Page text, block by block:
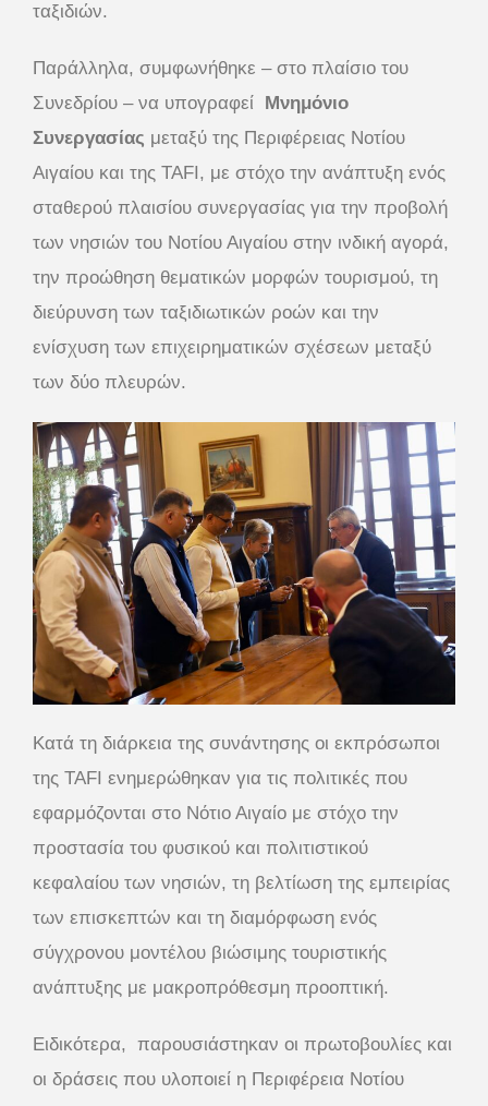
ταξιδιών.
Παράλληλα, συμφωνήθηκε – στο πλαίσιο του
Συνεδρίου – να υπογραφεί Μνημόνιο
Συνεργασίας μεταξύ της Περιφέρειας Νοτίου
Αιγαίου και της TAFI, με στόχο την ανάπτυξη ενός
σταθερού πλαισίου συνεργασίας για την προβολή
των νησιών του Νοτίου Αιγαίου στην ινδική αγορά,
την προώθηση θεματικών μορφών τουρισμού, τη
διεύρυνση των ταξιδιωτικών ροών και την
ενίσχυση των επιχειρηματικών σχέσεων μεταξύ
των δύο πλευρών.
Κατά τη διάρκεια της συνάντησης oι εκπρόσωποι
της TAFI ενημερώθηκαν για τις πολιτικές που
εφαρμόζονται στο Νότιο Αιγαίο με στόχο την
προστασία του φυσικού και πολιτιστικού
κεφαλαίου των νησιών, τη βελτίωση της εμπειρίας
των επισκεπτών και τη διαμόρφωση ενός
σύγχρονου μοντέλου βιώσιμης τουριστικής
ανάπτυξης με μακροπρόθεσμη προοπτική.
Ειδικότερα, παρουσιάστηκαν οι πρωτοβουλίες και
οι δράσεις που υλοποιεί η Περιφέρεια Νοτίου